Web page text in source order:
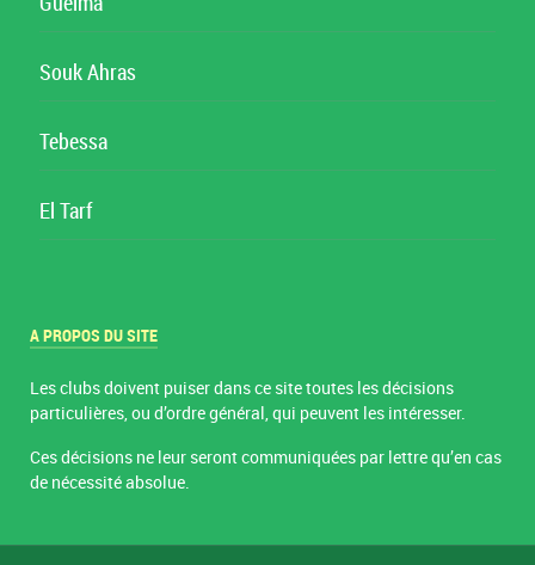
Souk Ahras
Tebessa
El Tarf
A PROPOS DU SITE
Les clubs doivent puiser dans ce site toutes les décisions
particulières, ou d’ordre général, qui peuvent les intéresser.
Ces décisions ne leur seront communiquées par lettre qu’en cas
de nécessité absolue.